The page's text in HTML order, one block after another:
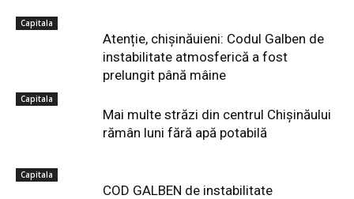
Capitala
Atenție, chișinăuieni: Codul Galben de
instabilitate atmosferică a fost
prelungit până mâine
Capitala
Mai multe străzi din centrul Chișinăului
rămân luni fără apă potabilă
Capitala
COD GALBEN de instabilitate